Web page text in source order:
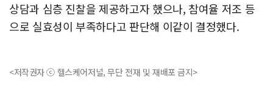
상담과 심층 진찰을 제공하고자 했으나, 참여율 저조 등
으로 실효성이 부족하다고 판단해 이같이 결정했다.
<저작권자 ⓒ 헬스케어저널, 무단 전재 및 재배포 금지>